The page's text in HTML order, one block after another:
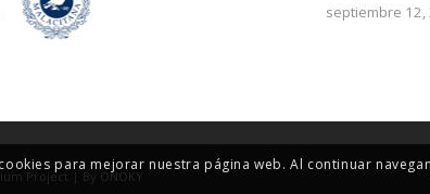
septiembre 12,
Project | By ONOKY
para mejorar nuestra página web. Al continuar